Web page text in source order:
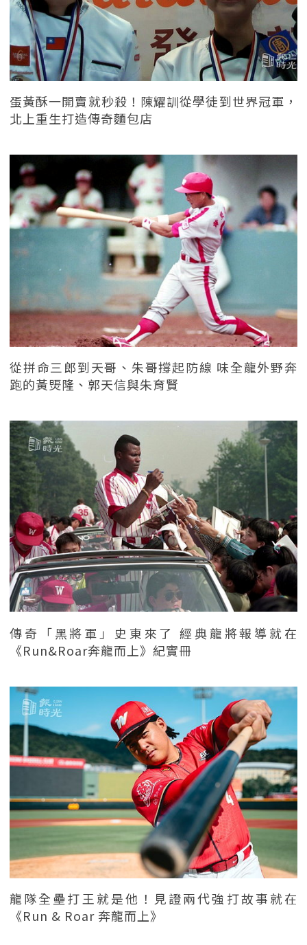
蛋黃酥一開賣就秒殺！陳耀訓從學徒到世界冠軍，
北上重生打造傳奇麵包店
從拼命三郎到天哥、朱哥撐起防線 味全龍外野奔
跑的黃煚隆、郭天信與朱育賢
傳奇「黑將軍」史東來了 經典龍將報導就在
《Run&Roar奔龍而上》紀實冊
龍隊全壘打王就是他！見證兩代強打故事就在
《Run & Roar 奔龍而上》